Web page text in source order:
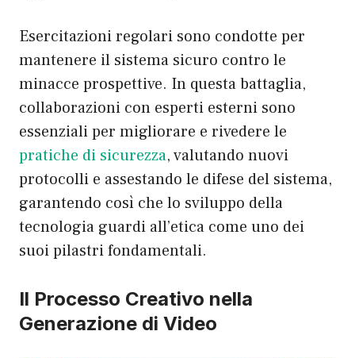
Esercitazioni regolari sono condotte per
mantenere il sistema sicuro contro le
minacce prospettive. In questa battaglia,
collaborazioni con esperti esterni sono
essenziali per migliorare e rivedere le
pratiche di sicurezza, valutando nuovi
protocolli e assestando le difese del sistema,
garantendo così che lo sviluppo della
tecnologia guardi all’etica come uno dei
suoi pilastri fondamentali.
Il Processo Creativo nella
Generazione di Video